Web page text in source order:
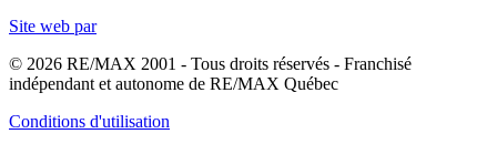
Site web par
© 2026 RE/MAX 2001 - Tous droits réservés - Franchisé
indépendant et autonome de RE/MAX Québec
Conditions d'utilisation